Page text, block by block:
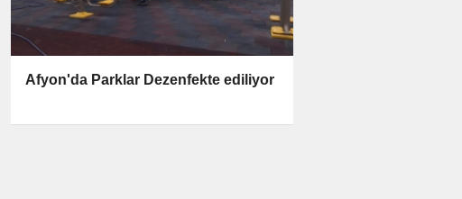
Afyon'da Parklar Dezenfekte ediliyor